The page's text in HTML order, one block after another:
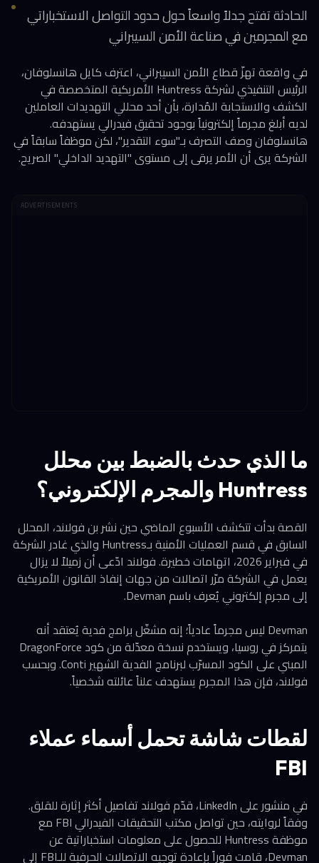
الحادثة تفتح جدلاً واسعاً حول حدود التواصل الاستخباراتي
مع المجرمين في صناعة الأمن السيبراني
في واقعة تهزّ قطاع الأمن السيبراني، اعترف كايل هانسلوفان،
الرئيس التنفيذي لشركة Huntress الأمريكية المتخصصة في
الكشف والاستجابة المُدارة، بأن أحد محللي التهديدات العاملين
لديه أبلغ مجرماً إلكترونياً بوجود تحقيق فيدرالي يستهدفه.
هانسلوفان وصف التصرف بـ"سوء التقدير"، لكن موظفاً سابقاً في
الشركة يرى أن الأمر يرقى إلى مستوى "التهديد الداخلي" الصريح.
ADVERTISEMENTS
ما الذي حدث بالضبط بين محلل
Huntress والمجرم الإلكتروني؟
القصة بدأت تتكشف الأسبوع الماضي حين نشر بن فولاند، المحلل
السابق في قسم العمليات الأمنية بـHuntress والذي غادر الشركة
في فبراير 2026، اتهامات خطيرة. فولاند ادّعى أن زميلاً لا يزال
يعمل في الشركة مرّر اتصالات من جهات إنفاذ القانون الأمريكية
إلى مجرم إلكتروني يُعرف باسم Devman.
Devman ليس مجرماً عادياً؛ إنه مشغّل برامج فدية يُعتقد أنه
يتمركز في روسيا، ويستخدم نسخة معدّلة من كود DragonForce
المبني على الكود المسرّب لبرنامج الفدية الشهير Conti. وبحسب
فولاند، فإن هذا المجرم يستهدف علناً عائلته شخصياً.
لقطات شاشة تحمل أسماء عملاء
FBI
في منشور على LinkedIn، قدّم فولاند تفاصيل أكثر إثارة للقلق.
وفقاً لروايته، حين تواصل مكتب التحقيقات الفيدرالي FBI مع
موظفة Huntress للحصول على معلومات استخباراتية عن
Devman، قامت فوراً بإعادة توجيه الاتصالات الحرفية للـFBI إلى